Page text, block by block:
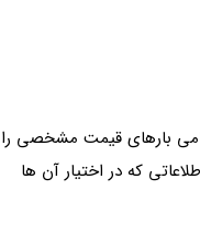
بارهای قیمت مشخصی را
که در اختیار آن ها